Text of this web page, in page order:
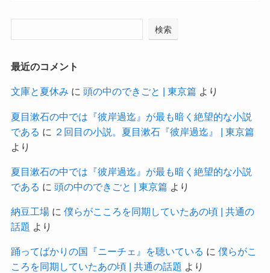
検索
最近のコメント
文庫と夏休み に 頭の中のできごと | 東京篇 より
夏目漱石の中では『彼岸過迄』が最も暗く絶望的な小説
である に ２回目の小説。夏目漱石『彼岸過迄』 | 東京篇
より
夏目漱石の中では『彼岸過迄』が最も暗く絶望的な小説
である に 頭の中のできごと | 東京篇 より
納豆工場に 僕らがこころを同期していたあの頃 | 共通の
話題 より
踊ってばかりの国『ニーチェ』を聴いている に 僕らがこ
ころを同期していたあの頃 | 共通の話題 より